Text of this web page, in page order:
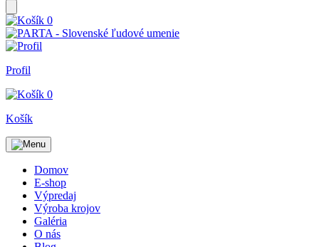
0
Profil
0
Košík
Domov
E-shop
Výpredaj
Výroba krojov
Galéria
O nás